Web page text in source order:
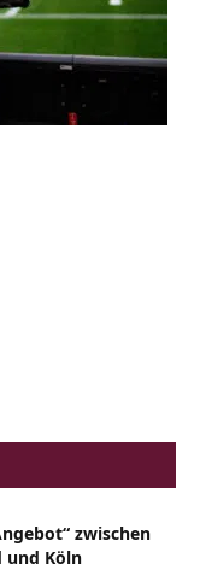
zwischen
und Köln